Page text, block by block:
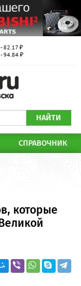
- 82.17 ₽
94.84 ₽
НАЙТИ
СПРАВОЧНИК
которые